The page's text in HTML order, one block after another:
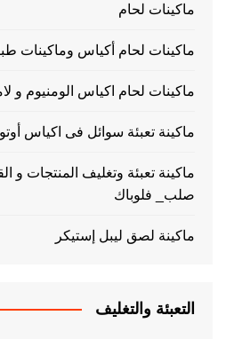
ماكينات لحام
ماكينات لحام أكياس وماكينات
ماكينات لحام اكياس الومنيوم و
ماكينة تعبئة سوائل فى اكياس
ماكينة تعبئة وتغليف المنتجات
صلب_ فلوباك
ماكينة لصق ليبل إستيكر
التعبئة والتغليف